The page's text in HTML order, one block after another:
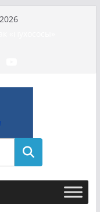
почему
заочно
годам
по делу о
армии
хроники
и Настю
Поиск